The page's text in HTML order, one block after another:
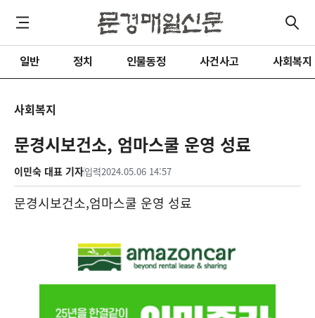
일반 정치 인물동정 사건사고 사회복지
사회복지
문경시보건소, 엄마스쿨 운영 성료
이민숙 대표 기자입력2024.05.06 14:57
문경시보건소,엄마스쿨 운영 성료